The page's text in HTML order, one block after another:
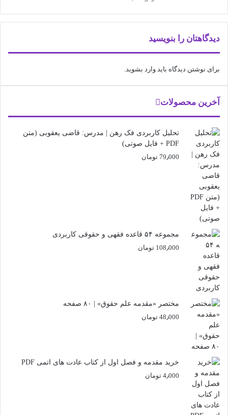
دیدگاهتان را بنویسید
برای نوشتن دیدگاه باید وارد بشوید
آخرین محصولات
تحلیل کاربردی فک رهن | مدرس: قاضی یعقوبی (متن
PDF + فایل صوتی)
79٫000 تومان
مجموعه ۵۴ قاعده فقهی و حقوقی کاربردی
108٫000 تومان
مختصر «مقدمه علم حقوق» | ۸۰ صفحه
48٫000 تومان
خرید مقدمه و فصل اول از کتاب عادت های اتمی PDF
4٫000 تومان